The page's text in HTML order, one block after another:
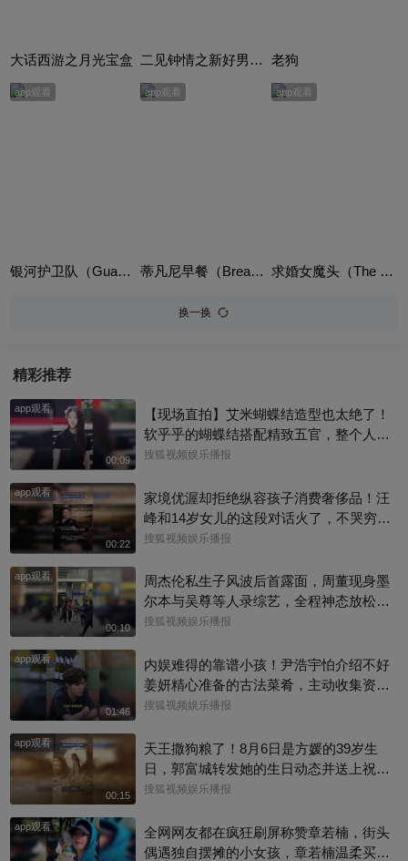
大话西游之月光宝盒 二见钟情之新好男人（Mr. Wrong） 老狗
app观看
银河护卫队（Guardians of the Galaxy）英语版
app观看
蒂凡尼早餐（Breakfast at Tiffany's）
app观看
求婚女魔头（The Proposal）英语版
换一换
精彩推荐
app观看
00:09
【现场直拍】艾米蝴蝶结造型也太绝了！
软乎乎的蝴蝶结搭配精致五官，整个人灵
气满满难怪大家都说艾米是大花幼年体，
搜狐视频娱乐播报
app观看
00:22
家境优渥却拒绝纵容孩子消费奢侈品！汪
峰和14岁女儿的这段对话火了，不哭穷不
宠溺，把消费边界讲得明明白白，育儿观
搜狐视频娱乐播报
app观看
00:10
周杰伦私生子风波后首露面，周董现身墨
尔本与吴尊等人录综艺，全程神态放松、
有说有笑，还主动向路人打招呼，完全没
杰威尔已发声明追责，清者自清#周杰伦
搜狐视频娱乐播报
app观看
01:46
内娱难得的靠谱小孩！尹浩宇怕介绍不好
姜妍精心准备的古法菜肴，主动收集资料
做PDF菜单，标注菜品地域背景配图，连
中餐厅这个暖心片段！#尹浩宇 #姜妍
搜狐视频娱乐播报
app观看
00:15
天王撒狗粮了！8月6日是方媛的39岁生
日，郭富城转发她的生日动态并送上祝
福：“祝老婆生日快乐，身体健康，心想事
甜蜜幸福~
搜狐视频娱乐播报
app观看
全网网友都在疯狂刷屏称赞章若楠，街头
偶遇独自摆摊的小女孩，章若楠温柔买下